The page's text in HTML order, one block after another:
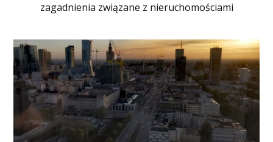
zagadnienia związane z nieruchomościami